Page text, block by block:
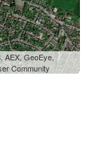
GeoEye,
Community